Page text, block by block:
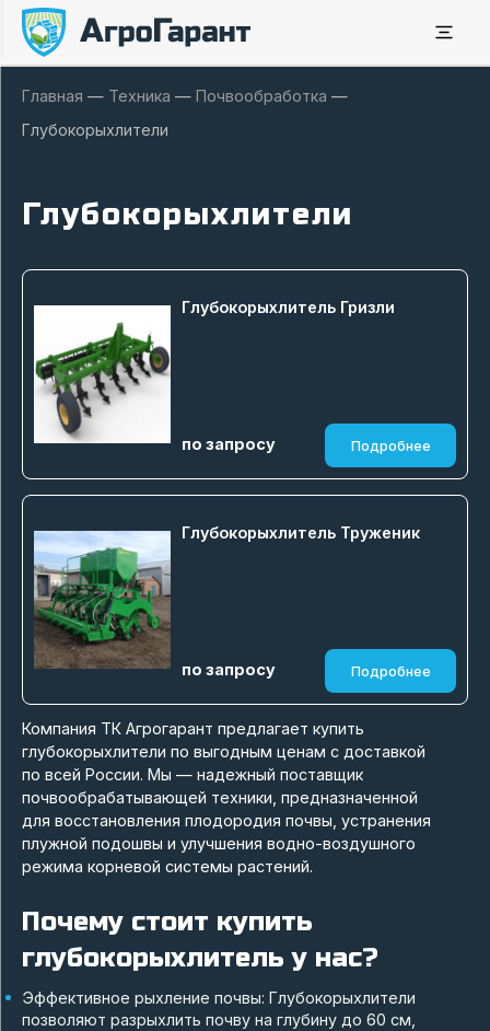
Главная — Техника — Почвообработка —
Глубокорыхлители
Глубокорыхлители
Глубокорыхлитель Гризли
по запросу Подробнее
Глубокорыхлитель Труженик
по запросу Подробнее
Компания ТК Агрогарант предлагает купить
глубокорыхлители по выгодным ценам с доставкой
по всей России. Мы — надежный поставщик
почвообрабатывающей техники, предназначенной
для восстановления плодородия почвы, устранения
плужной подошвы и улучшения водно-воздушного
режима корневой системы растений.
Почему стоит купить
глубокорыхлитель у нас?
Эффективное рыхление почвы: Глубокорыхлители
позволяют разрыхлить почву на глубину до 60 см,